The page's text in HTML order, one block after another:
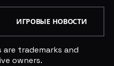
ИГРОВЫЕ НОВОСТИ
trademarks and
owners.